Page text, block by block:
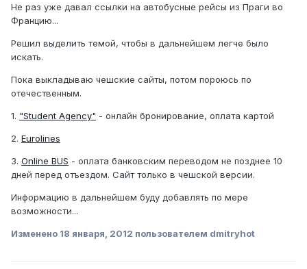
Не раз уже давал ссылки на автобусные рейсы из Праги во
Францию...
Решил выделить темой, чтобы в дальнейшем легче было
искать.
Пока выкладываю чешские сайты, потом пороюсь по
отечественным.
1. "Student Agency" - онлайн бронирование, оплата картой
2. Eurolines
3. Online BUS - оплата банковским переводом не позднее 10
дней перед отъездом. Сайт только в чешской версии.
Информацию в дальнейшем буду добавлять по мере
возможности...
Изменено 18 января, 2012 пользователем dmitryhot